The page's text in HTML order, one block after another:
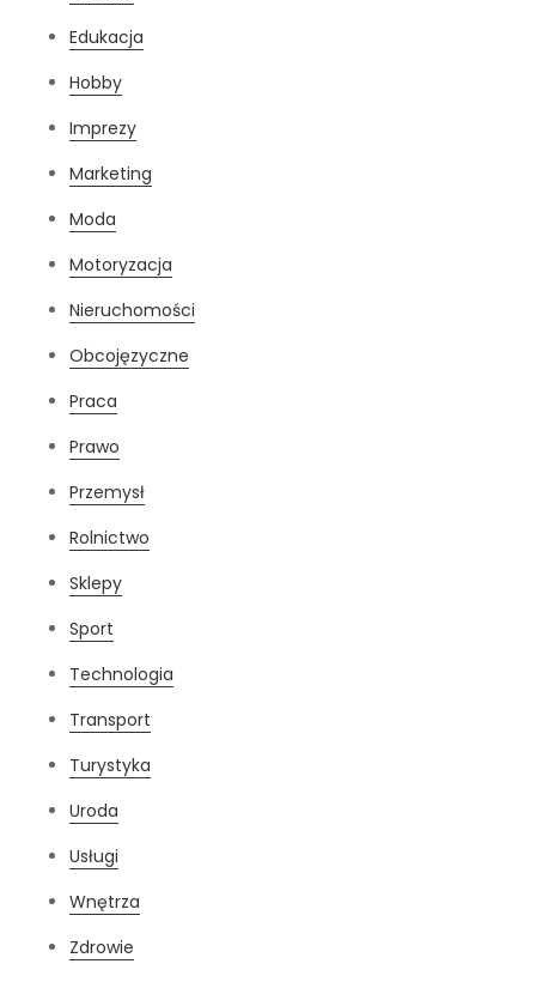
Edukacja
Hobby
Imprezy
Marketing
Moda
Motoryzacja
Nieruchomości
Obcojęzyczne
Praca
Prawo
Przemysł
Rolnictwo
Sklepy
Sport
Technologia
Transport
Turystyka
Uroda
Usługi
Wnętrza
Zdrowie